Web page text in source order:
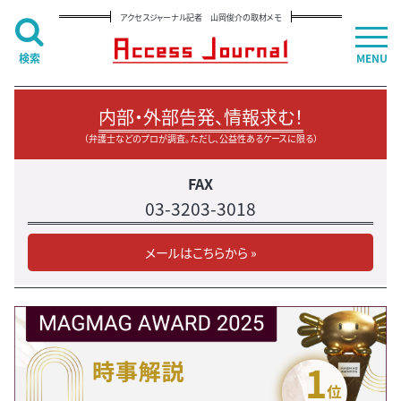
アクセスジャーナル記者 山岡俊介の取材メモ
内部・外部告発、情報求む！
（弁護士などのプロが調査。ただし、公益性あるケースに限る）
FAX
03-3203-3018
メールはこちらから »
MENU
検索